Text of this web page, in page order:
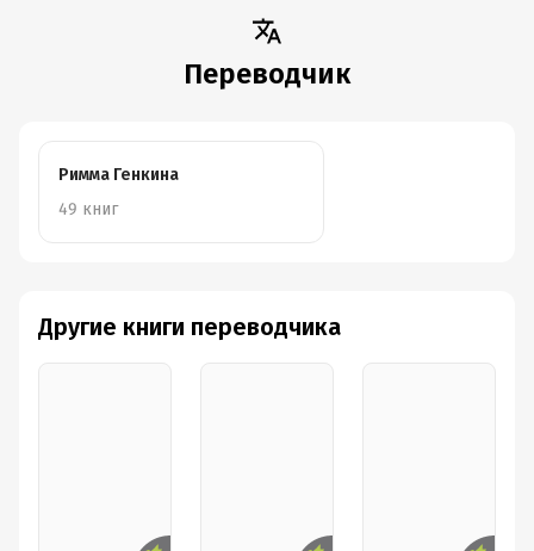
Переводчик
Римма Генкина
49 книг
Другие книги переводчика